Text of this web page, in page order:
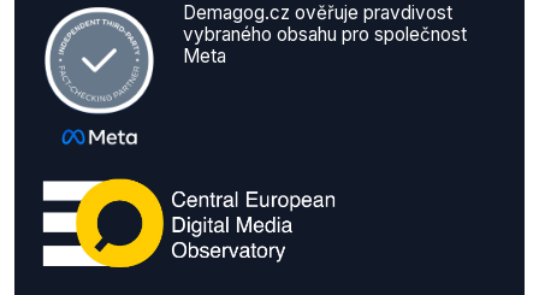
Demagog.cz ověřuje pravdivost
vybraného obsahu pro společnost
Meta